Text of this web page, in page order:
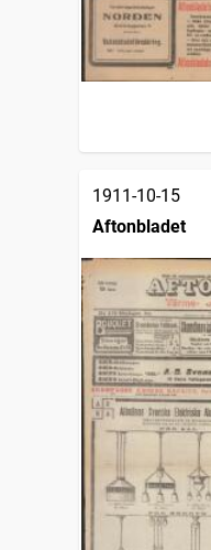
1911-10-15
Aftonbladet